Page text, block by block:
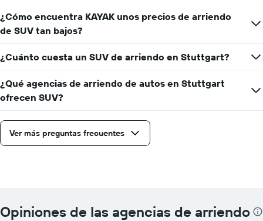
precio
más
de
un
auto
de
renta
empresa.
¿Cómo encuentra KAYAK unos precios de arriendo
de SUV tan bajos?
¿Cuánto cuesta un SUV de arriendo en Stuttgart?
¿Qué agencias de arriendo de autos en Stuttgart
ofrecen SUV?
Ver más preguntas frecuentes
Opiniones de las agencias de arriendo